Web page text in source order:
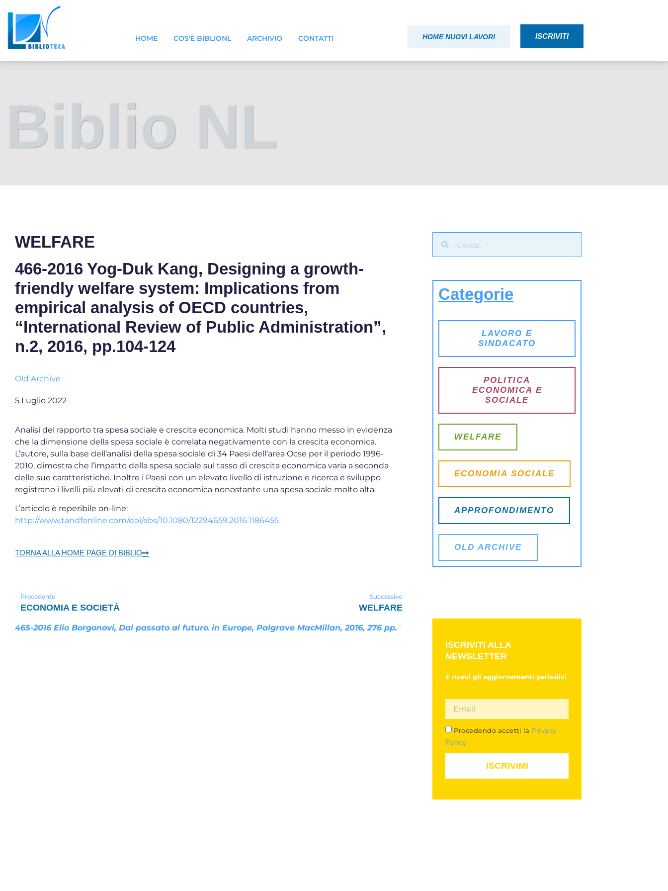
HOME COS’È BIBLIONL ARCHIVIO CONTATTI HOME NUOVI LAVORI ISCRIVITI
Biblio NL
WELFARE
466-2016 Yog-Duk Kang, Designing a growth-
friendly welfare system: Implications from
empirical analysis of OECD countries,
“International Review of Public Administration”,
n.2, 2016, pp.104-124
Old Archive
5 Luglio 2022
Analisi del rapporto tra spesa sociale e crescita economica. Molti studi hanno messo in evidenza
che la dimensione della spesa sociale è correlata negativamente con la crescita economica.
L’autore, sulla base dell’analisi della spesa sociale di 34 Paesi dell’area Ocse per il periodo 1996-
2010, dimostra che l’impatto della spesa sociale sul tasso di crescita economica varia a seconda
delle sue caratteristiche. Inoltre i Paesi con un elevato livello di istruzione e ricerca e sviluppo
registrano i livelli più elevati di crescita economica nonostante una spesa sociale molto alta.
L’articolo è reperibile on-line:
http://www.tandfonline.com/doi/abs/10.1080/12294659.2016.1186455
TORNA ALLA HOME PAGE DI BIBLIO
Precedente
ECONOMIA E SOCIETÀ
465-2016 Elio Borgonovi, Dal passato al futuro: le conoscenze caratterizzanti (body of knowledge) degli studi aziendali e di management e l’innovazione
Successivo
WELFARE
467-2016 Amandine Crespy, Welfare Markets in Europe, Palgrave MacMillan, 2016, 276 pp.
Categorie
LAVORO E
SINDACATO
POLITICA
ECONOMICA E
SOCIALE
WELFARE
ECONOMIA SOCIALE
APPROFONDIMENTO
OLD ARCHIVE
ISCRIVITI ALLA
NEWSLETTER
E ricevi gli aggiornamenti periodici
Procedendo accetti la Privacy
Policy
ISCRIVIMI